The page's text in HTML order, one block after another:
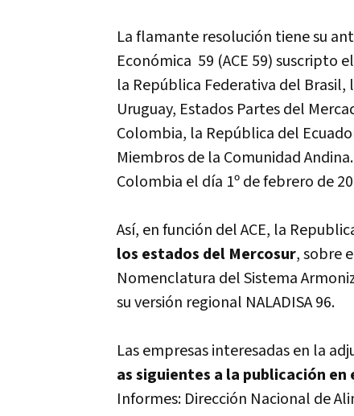
La flamante resolución tiene su
Económica 59 (ACE 59) suscripto
la República Federativa del
Uruguay, Estados Partes del
Colombia, la República del
Miembros de la Comunidad
Colombia el dí­a 1º de febrero de
Así­, en función del ACE, la
los estados del Mercosur, sobre
Nomenclatura del Sistema
su versión regional NALADISA 96.
Las empresas interesadas en la
as siguientes a la publicación
Informes: Dirección Nacional de